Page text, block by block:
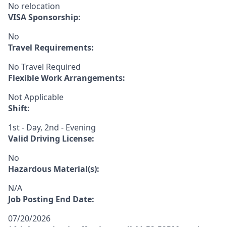
No relocation
VISA Sponsorship:
No
Travel Requirements:
No Travel Required
Flexible Work Arrangements:
Not Applicable
Shift:
1st - Day, 2nd - Evening
Valid Driving License:
No
Hazardous Material(s):
N/A
Job Posting End Date:
07/20/2026